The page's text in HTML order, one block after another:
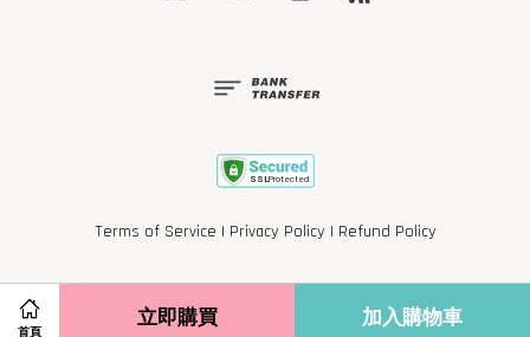
首頁
立即購買 加入購物車
Terms of Service | Privacy Policy | Refund Policy